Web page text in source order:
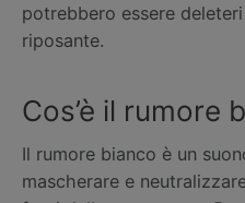
potrebbero essere
riposante.
Cos’è il rumore
Il rumore bianco è un
mascherare e